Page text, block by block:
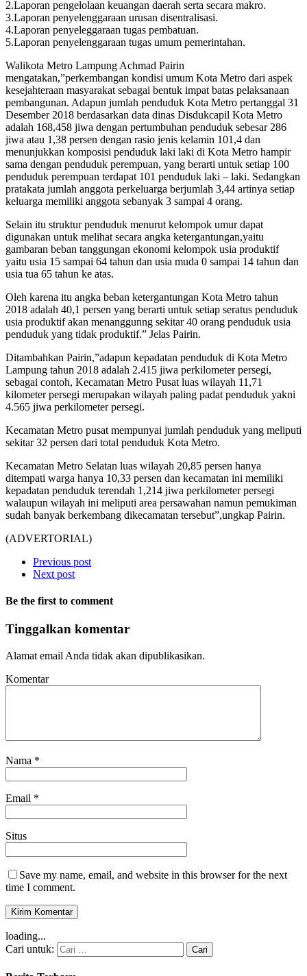
2.Laporan pengelolaan keuangan daerah serta secara makro.
3.Laporan penyelenggaraan urusan disentralisasi.
4.Laporan penyeleggaraan tugas pembatuan.
5.Laporan penyelenggaraan tugas umum pemerintahan.
Walikota Metro Lampung Achmad Pairin
mengatakan,”perkembangan kondisi umum Kota Metro dari aspek
kesejahteraan masyarakat sebagai bentuk impat batas pelaksanaan
pembangunan. Adapun jumlah penduduk Kota Metro pertanggal 31
Desember 2018 berdasarkan data dinas Disdukcapil Kota Metro
adalah 168,458 jiwa dengan pertumbuhan penduduk sebesar 286
jiwa atau 1,38 persen dengan rasio jenis kelamin 101,4 dan
menunjukkan komposisi penduduk laki laki di Kota Metro hampir
sama dengan penduduk perempuan, yang berarti untuk setiap 100
penduduk perempuan terdapat 101 penduduk laki – laki. Sedangkan
pratakata jumlah anggota perkeluarga berjumlah 3,44 artinya setiap
keluarga memiliki anggota sebanyak 3 sampai 4 orang.
Selain itu struktur penduduk menurut kelompok umur dapat
digunakan untuk melihat secara angka ketergantungan,yaitu
gambaran beban tanggungan ekonomi kelompok usia produktif
yaitu usia 15 sampai 64 tahun dan usia muda 0 sampai 14 tahun dan
usia tua 65 tahun ke atas.
Oleh karena itu angka beban ketergantungan Kota Metro tahun
2018 adalah 40,1 persen yang berarti untuk setiap seratus penduduk
usia produktif akan menanggunng sekitar 40 orang penduduk usia
penduduk yang tidak produktif.” Jelas Pairin.
Ditambahkan Pairin,”adapun kepadatan penduduk di Kota Metro
Lampung tahun 2018 adalah 2.415 jiwa perkilometer persegi,
sebagai contoh, Kecamatan Metro Pusat luas wilayah 11,71
kilometer persegi merupakan wilayah paling padat penduduk yakni
4.565 jiwa perkilometer persegi.
Kecamatan Metro pusat mempunyai jumlah penduduk yang meliputi
sekitar 32 persen dari total penduduk Kota Metro.
Kecamatan Metro Selatan luas wilayah 20,85 persen hanya
ditempati warga hanya 10,33 persen dan kecamatan ini memiliki
kepadatan penduduk terendah 1,214 jiwa perkilometer persegi
walaupun wilayah ini meliputi area persawahan namun pemukiman
sudah banyak berkembang dikecamatan tersebut”,ungkap Pairin.
(ADVERTORIAL)
Previous post
Next post
Be the first to comment
Tinggalkan komentar
Alamat email Anda tidak akan dipublikasikan.
Komentar
Nama *
Email *
Situs
Save my name, email, and website in this browser for the next
time I comment.
loading...
Cari untuk: